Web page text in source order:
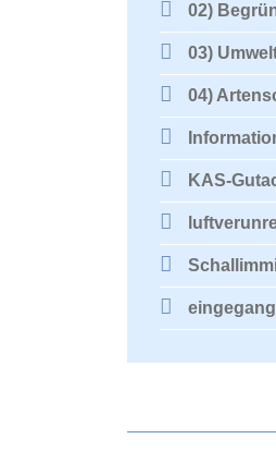
02)
03)
04)
KAS-